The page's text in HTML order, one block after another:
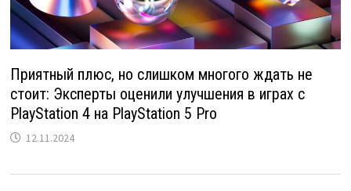
Приятный плюс, но слишком многого ждать не
стоит: Эксперты оценили улучшения в играх с
PlayStation 4 на PlayStation 5 Pro
12.11.2024